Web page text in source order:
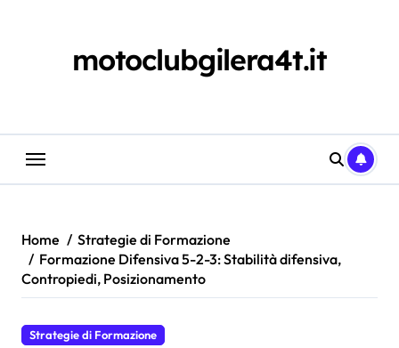
motoclubgilera4t.it
Home
Strategie di Formazione
Formazione Difensiva 5-2-3: Stabilità difensiva,
Contropiedi, Posizionamento
Strategie di Formazione